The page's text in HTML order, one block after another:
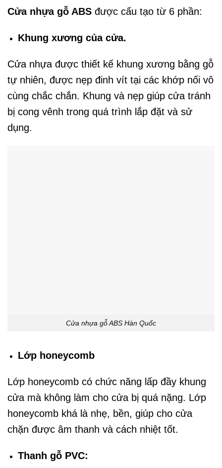
Cửa nhựa gỗ ABS được cấu tạo từ 6 phần:
Khung xương của cửa.
Cửa nhựa được thiết kế khung xương bằng gỗ
tự nhiên, được nẹp đinh vít tại các khớp nối vô
cùng chắc chắn. Khung và nẹp giúp cửa tránh
bị cong vênh trong quá trình lắp đặt và sử
dụng.
Cửa nhựa gỗ ABS Hàn Quốc
Lớp honeycomb
Lớp honeycomb có chức năng lấp đầy khung
cửa mà không làm cho cửa bị quá nặng. Lớp
honeycomb khá là nhẹ, bền, giúp cho cửa
chặn được âm thanh và cách nhiệt tốt.
Thanh gỗ PVC: